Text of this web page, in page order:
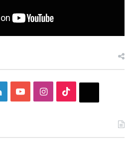
LinkedInYouTubeInstagram